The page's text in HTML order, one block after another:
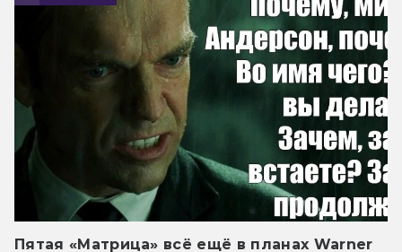
Пятая «Матрица» всё ещё в планах Warner